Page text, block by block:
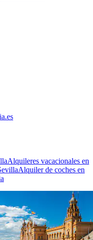
Alquileres vacacionales en
Alquiler de coches en